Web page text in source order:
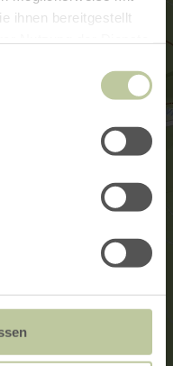
ihnen bereitgestellt